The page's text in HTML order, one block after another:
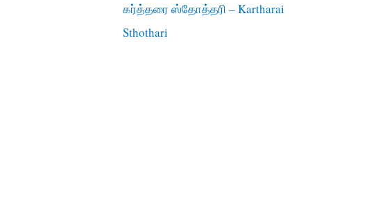
கர்த்தரை ஸ்தோத்தரி – Kartharai
Sthothari